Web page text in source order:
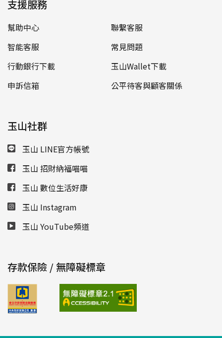
支援服務
幫助中心
聯繫客服
智能客服
常見問題
行動銀行下載
玉山Wallet下載
申訴信箱
公平待客與顧客關係
玉山社群
玉山 LINE官方帳號
玉山 招財納福喵喵
玉山 數位生活好康
玉山 Instagram
玉山 YouTube頻道
存款保險 / 無障礙標章